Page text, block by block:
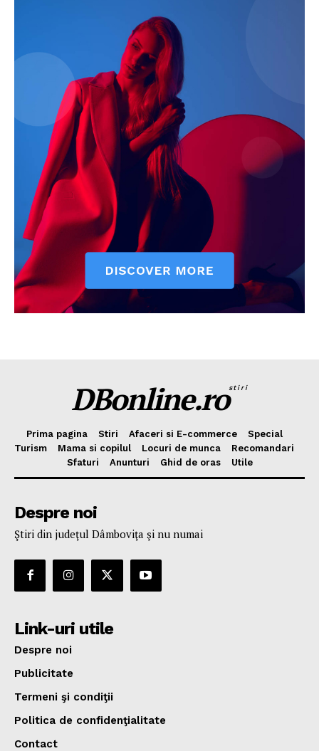
DBonline.rostiri
Prima pagina Stiri Afaceri si E-commerce
Special
Turism
Mama si copilul Locuri de munca
Recomandari
Sfaturi
Anunturi Ghid de oras Utile
Despre noi
Ştiri din judeţul Dâmboviţa şi nu numai
Link-uri utile
Despre noi
Publicitate
Termeni şi condiţii
Politica de confidenţialitate
Contact